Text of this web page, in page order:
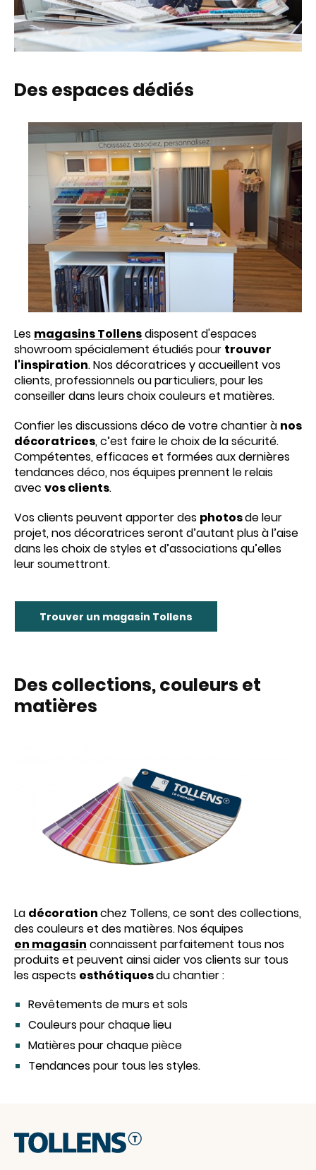
Des espaces dédiés
Les magasins Tollensdisposent d'espaces
showroom spécialement étudiés pour trouver
l'inspiration. Nos décoratrices y accueillent vos
clients, professionnels ou particuliers, pour les
conseiller dans leurs choix couleurs et matières.
Confier les discussions déco de votre chantier à nos
décoratrices, c’est faire le choix de la sécurité.
Compétentes, efficaces et formées aux dernières
tendances déco, nos équipes prennent le relais
avec vos clients.
Vos clients peuvent apporter des photosde leur
projet, nos décoratrices seront d’autant plus à l’aise
dans les choix de styles et d’associations qu’elles
leur soumettront.
Trouver un magasin Tollens
Des collections, couleurs et
matières
La décorationchez Tollens, ce sont des collections,
des couleurs et des matières. Nos équipes
en magasin connaissent parfaitement tous nos
produits et peuvent ainsi aider vos clients sur tous
les aspects esthétiquesdu chantier :
Revêtements de murs et sols
Couleurs pour chaque lieu
Matières pour chaque pièce
Tendances pour tous les styles.